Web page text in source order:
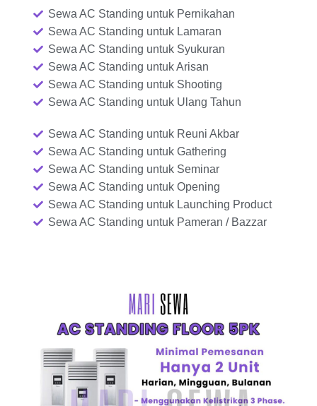
Sewa AC Standing untuk Pernikahan
Sewa AC Standing untuk Lamaran
Sewa AC Standing untuk Syukuran
Sewa AC Standing untuk Arisan
Sewa AC Standing untuk Shooting
Sewa AC Standing untuk Ulang Tahun
Sewa AC Standing untuk Reuni Akbar
Sewa AC Standing untuk Gathering
Sewa AC Standing untuk Seminar
Sewa AC Standing untuk Opening
Sewa AC Standing untuk Launching Product
Sewa AC Standing untuk Pameran / Bazzar